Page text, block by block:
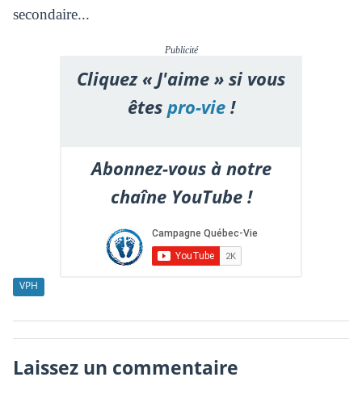
secondaire...
Publicité
Cliquez « J'aime » si vous
êtespro-vie!
Abonnez-vous à notre
chaîne YouTube !
VPH
Laissez un commentaire